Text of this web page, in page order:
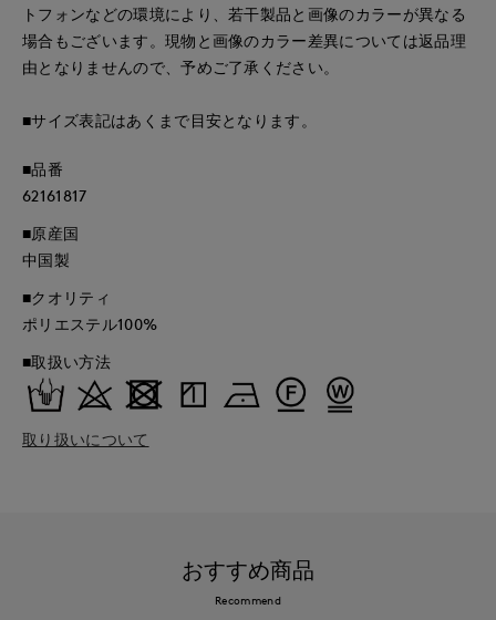
トフォンなどの環境により、若干製品と画像のカラーが異なる
場合もございます。現物と画像のカラー差異については返品理
由となりませんので、予めご了承ください。
■サイズ表記はあくまで目安となります。
■品番
62161817
■原産国
中国製
■クオリティ
ポリエステル100%
■取扱い方法
取り扱いについて
おすすめ商品
Recommend